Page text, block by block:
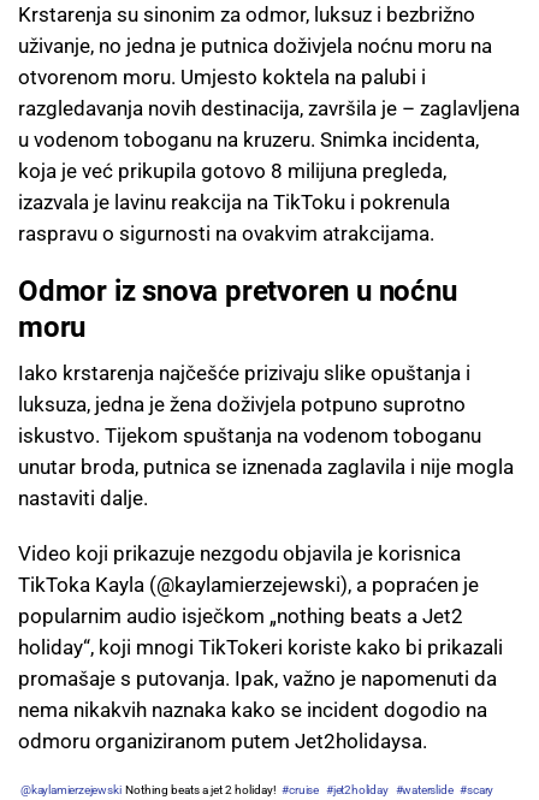
Krstarenja su sinonim za odmor, luksuz i bezbrižno
uživanje, no jedna je putnica doživjela noćnu moru na
otvorenom moru. Umjesto koktela na palubi i
razgledavanja novih destinacija, završila je – zaglavljena
u vodenom toboganu na kruzeru. Snimka incidenta,
koja je već prikupila gotovo 8 milijuna pregleda,
izazvala je lavinu reakcija na TikToku i pokrenula
raspravu o sigurnosti na ovakvim atrakcijama.
Odmor iz snova pretvoren u noćnu
moru
Iako krstarenja najčešće prizivaju slike opuštanja i
luksuza, jedna je žena doživjela potpuno suprotno
iskustvo. Tijekom spuštanja na vodenom toboganu
unutar broda, putnica se iznenada zaglavila i nije mogla
nastaviti dalje.
Video koji prikazuje nezgodu objavila je korisnica
TikToka Kayla (@kaylamierzejewski), a popraćen je
popularnim audio isječkom „nothing beats a Jet2
holiday“, koji mnogi TikTokeri koriste kako bi prikazali
promašaje s putovanja. Ipak, važno je napomenuti da
nema nikakvih naznaka kako se incident dogodio na
odmoru organiziranom putem Jet2holidaysa.
@kaylamierzejewski Nothing beats a jet 2 holiday! #cruise #jet2holiday #waterslide #scary